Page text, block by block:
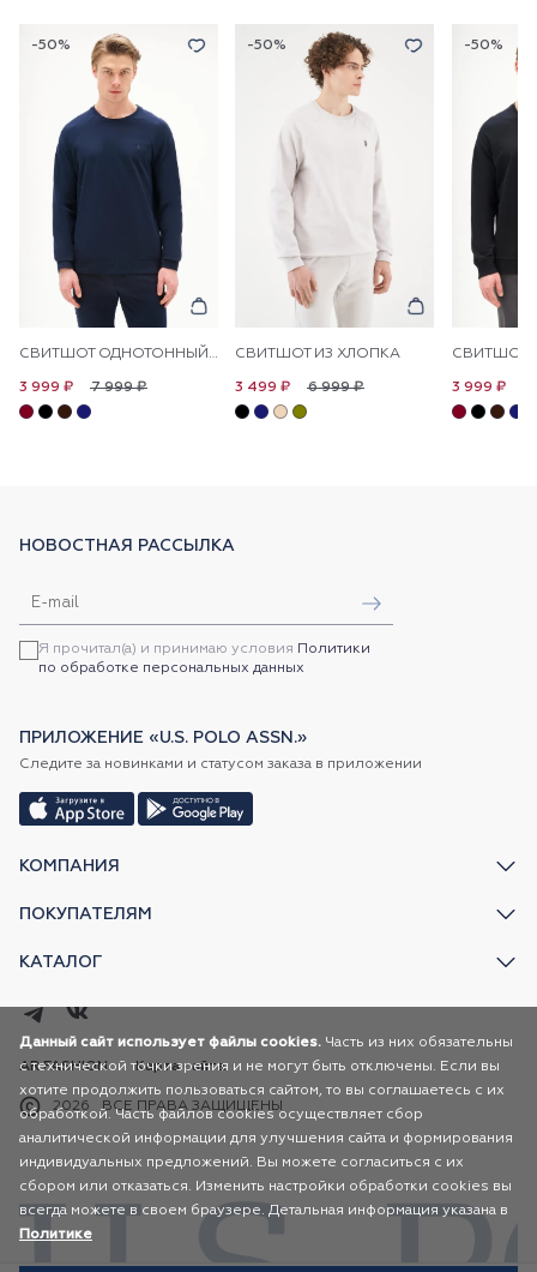
-50%
СВИТШОТ ОДНОТОННЫЙ С ЛОГОТИПОМ
7 999 ₽
3 999 ₽
-50%
СВИТШОТ ИЗ ХЛОПКА
6 999 ₽
3 499 ₽
-50%
3 999 ₽
КОМПАНИЯ
ПОКУПАТЕЛЯМ
КАТАЛОГ
НОВОСТНАЯ РАССЫЛКА
Я прочитал(а) и принимаю условия Политики
по обработке персональных данных
ПРИЛОЖЕНИЕ «U.S. POLO ASSN.»
Следите за новинками и статусом заказа в приложении
2026 ВСЕ ПРАВА ЗАЩИЩЕНЫ
AR FASHION Карта сайта
Данный сайт использует файлы cookies. Часть из них обязательны
с технической точки зрения и не могут быть отключены. Если вы
хотите продолжить пользоваться сайтом, то вы соглашаетесь с их
обработкой. Часть файлов cookies осуществляет сбор
аналитической информации для улучшения сайта и формирования
индивидуальных предложений. Вы можете согласиться с их
сбором или отказаться. Изменить настройки обработки cookies вы
всегда можете в своем браузере. Детальная информация указана в
Политике